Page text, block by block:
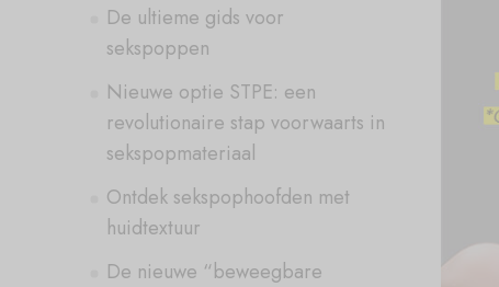
De ultieme gids voor
sekspoppen
Nieuwe optie STPE: een
revolutionaire stap voorwaarts in
sekspopmateriaal
Ontdek sekspophoofden met
huidtextuur
De nieuwe “beweegbare